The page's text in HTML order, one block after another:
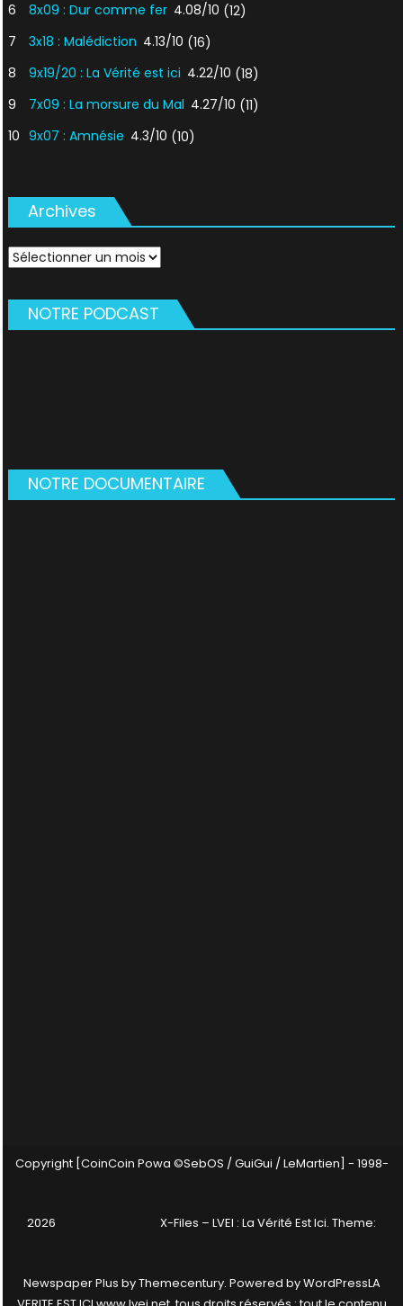
6
8x09 : Dur comme fer 4.08/10 (12)
7
3x18 : Malédiction 4.13/10 (16)
8
9x19/20 : La Vérité est ici 4.22/10 (18)
9
7x09 : La morsure du Mal 4.27/10 (11)
10 9x07 : Amnésie 4.3/10 (10)
Archives
Archives
NOTRE PODCAST
NOTRE DOCUMENTAIRE
Copyright [CoinCoin Powa ©SebOS / GuiGui / LeMartien] - 1998-
2026 X-Files – LVEI : La Vérité Est Ici. Theme:
Newspaper Plus byThemecentury. Powered byWordPressLA